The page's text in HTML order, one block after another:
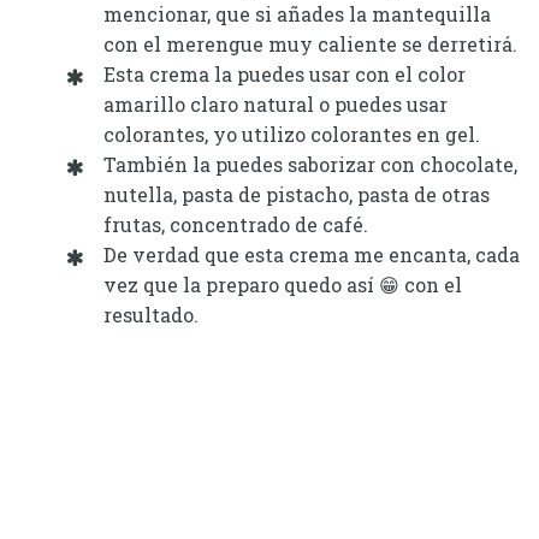
mencionar, que si añades la mantequilla
con el merengue muy caliente se derretirá.
Esta crema la puedes usar con el color
amarillo claro natural o puedes usar
colorantes, yo utilizo colorantes en gel.
También la puedes saborizar con chocolate,
nutella, pasta de pistacho, pasta de otras
frutas, concentrado de café.
De verdad que esta crema me encanta, cada
vez que la preparo quedo así 😁 con el
resultado.